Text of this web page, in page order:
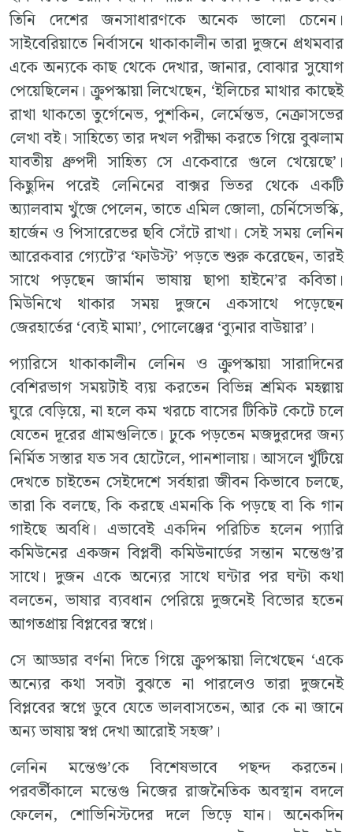
তিনি দেশের জনসাধারণকে অনেক ভালো চেনেন।
সাইবেরিয়াতে নির্বাসনে থাকাকালীন তারা দুজনে প্রথমবার
একে অন্যকে কাছ থেকে দেখার, জানার, বোঝার সুযোগ
পেয়েছিলেন। ক্রুপস্কায়া লিখেছেন, ‘ইলিচের মাথার কাছেই
রাখা থাকতো তুর্গেনেভ, পুশকিন, লের্মেন্তভ, নেক্রাসভের
লেখা বই। সাহিত্যে তার দখল পরীক্ষা করতে গিয়ে বুঝলাম
যাবতীয় ধ্রুপদী সাহিত্য সে একেবারে গুলে খেয়েছে’।
কিছুদিন পরেই লেনিনের বাক্সর ভিতর থেকে একটি
অ্যালবাম খুঁজে পেলেন, তাতে এমিল জোলা, চের্নিসেভস্কি,
হার্জেন ও পিসারেভের ছবি সেঁটে রাখা। সেই সময় লেনিন
আরেকবার গ্যেটে’র ‘ফাউস্ট’ পড়তে শুরু করেছেন, তারই
সাথে পড়ছেন জার্মান ভাষায় ছাপা হাইনে’র কবিতা।
মিউনিখে থাকার সময় দুজনে একসাথে পড়েছেন
জেরহার্তের ‘ব্যেই মামা’, পোলেঞ্জের ‘ব্যুনার বাউয়ার’।
প্যারিসে থাকাকালীন লেনিন ও ক্রুপস্কায়া সারাদিনের
বেশিরভাগ সময়টাই ব্যয় করতেন বিভিন্ন শ্রমিক মহল্লায়
ঘুরে বেড়িয়ে, না হলে কম খরচে বাসের টিকিট কেটে চলে
যেতেন দূরের গ্রামগুলিতে। ঢুকে পড়তেন মজদুরদের জন্য
নির্মিত সস্তার যত সব হোটেলে, পানশালায়। আসলে খুঁটিয়ে
দেখতে চাইতেন সেইদেশে সর্বহারা জীবন কিভাবে চলছে,
তারা কি বলছে, কি করছে এমনকি কি পড়ছে বা কি গান
গাইছে অবধি। এভাবেই একদিন পরিচিত হলেন প্যারি
কমিউনের একজন বিপ্লবী কমিউনার্ডের সন্তান মন্তেগু’র
সাথে। দুজন একে অন্যের সাথে ঘন্টার পর ঘন্টা কথা
বলতেন, ভাষার ব্যবধান পেরিয়ে দুজনেই বিভোর হতেন
আগতপ্রায় বিপ্লবের স্বপ্নে।
সে আড্ডার বর্ণনা দিতে গিয়ে ক্রুপস্কায়া লিখেছেন ‘একে
অন্যের কথা সবটা বুঝতে না পারলেও তারা দুজনেই
বিপ্লবের স্বপ্নে ডুবে যেতে ভালবাসতেন, আর কে না জানে
অন্য ভাষায় স্বপ্ন দেখা আরোই সহজ’।
লেনিন মন্তেগু’কে বিশেষভাবে পছন্দ করতেন।
পরবর্তীকালে মন্তেগু নিজের রাজনৈতিক অবস্থান বদলে
ফেলেন, শোভিনিস্টদের দলে ভিড়ে যান। অনেকদিন